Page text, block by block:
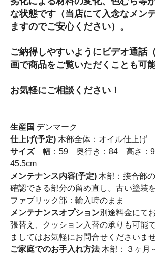
な状態です（当店にて入念なメン
ますのでご安心ください）。
ご納得しやすいようにビデオ通話
画で商品をご覧いただくことも可能
お気軽にご相談ください！
生産国 デンマーク
仕上げ(予定) 木部全体：オイル仕上げ
サイズ幅：59 奥行き：84 高さ：
45.5cm
メンテナンス内容(予定) 木部：接合部
確認できる部分の留め直し。古い塗装
ファブリック部：輸入時のまま
メンテナンスオプション別途料金にて
張替え、クッション入替の承りも可能
ましてはお気軽にお問合せくださいませ
ご家庭でのお手入れ方法木部：３ヶ月